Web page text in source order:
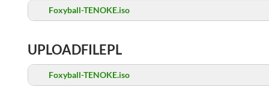
Foxyball-TENOKE.iso
UPLOADFILEPL
Foxyball-TENOKE.iso